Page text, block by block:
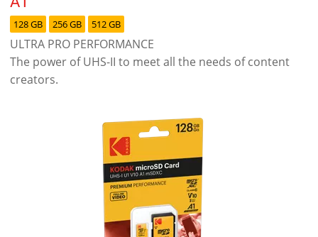
128 GB 256 GB 512 GB
ULTRA PRO PERFORMANCE
The power of UHS-II to meet all the needs of content
creators.